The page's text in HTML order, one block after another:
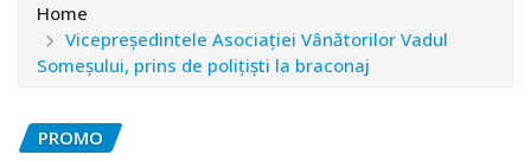
Home
Vicepreședintele Asociației Vânătorilor Vadul
Someşului, prins de poliţişti la braconaj
PROMO